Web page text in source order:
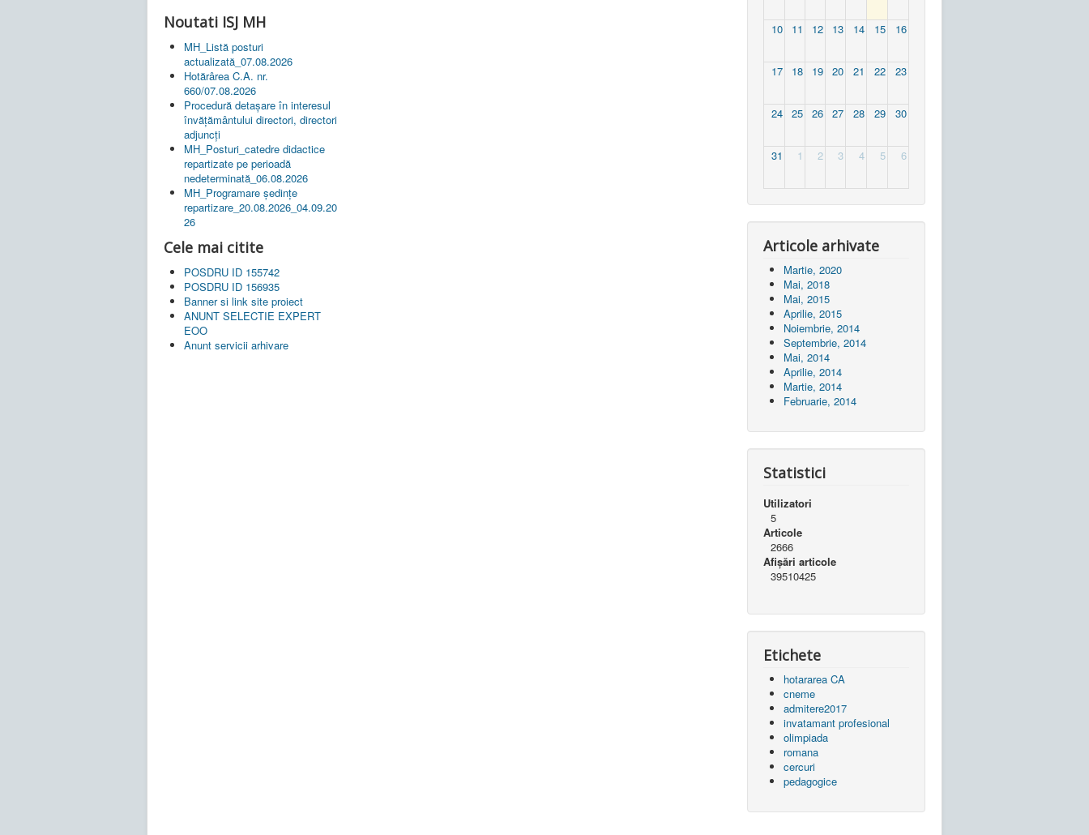
Noutati ISJ MH
MH_Listă posturi
actualizată_07.08.2026
Hotărârea C.A. nr.
660/07.08.2026
Procedură detașare în interesul
învățământului directori, directori
adjuncți
MH_Posturi_catedre didactice
repartizate pe perioadă
nedeterminată_06.08.2026
MH_Programare ședințe
repartizare_20.08.2026_04.09.20
26
Cele mai citite
POSDRU ID 155742
POSDRU ID 156935
Banner si link site proiect
ANUNT SELECTIE EXPERT
EOO
Anunt servicii arhivare
10 11 12 13 14 15 16
17 18 19 20 21 22 23
24 25 26 27 28 29 30
31 1 2 3 4 5 6
Articole arhivate
Martie, 2020
Mai, 2018
Mai, 2015
Aprilie, 2015
Noiembrie, 2014
Septembrie, 2014
Mai, 2014
Aprilie, 2014
Martie, 2014
Februarie, 2014
Statistici
Utilizatori
5
Articole
2666
Afișări articole
39510425
Etichete
hotararea CA
cneme
admitere2017
invatamant profesional
olimpiada
romana
cercuri
pedagogice